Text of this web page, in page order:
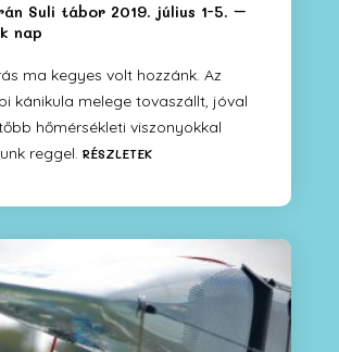
Suli tábor 2019. július 1-5. –
nap
ma kegyes volt hozzánk. Az
kánikula melege tovaszállt, jóval
hőmérsékleti viszonyokkal
reggel. RÉSZLETEK